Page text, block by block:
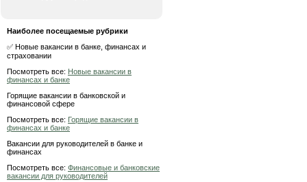
Наиболее посещаемые рубрики
✅ Новые вакансии в банке, финансах и
страховании
Посмотреть все: Новые вакансии в
финансах и банке
Горящие вакансии в банковской и
финансовой сфере
Посмотреть все: Горящие вакансии в
финансах и банке
Вакансии для руководителей в банке и
финансах
Посмотреть все: Финансовые и банковские
вакансии для руководителей